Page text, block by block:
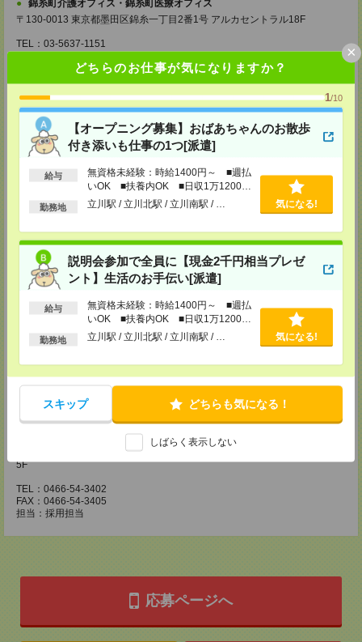
どちらのお仕事が気になりますか？
1/10
【オープニング募集】おばあちゃんのお散歩
付き添いも仕事の1つ[派遣]
給与
無資格未経験：時給1400円～ ■週払
いOK ■扶養内OK ■日収1万1200円
以上
勤務地 立川駅 / 立川北駅 / 立川南駅 / … 気になる!
説明会参加で全員に【現金2千円相当プレゼ
ント】生活のお手伝い[派遣]
給与
無資格未経験：時給1400円～ ■週払
いOK ■扶養内OK ■日収1万1200円
以上
勤務地 立川駅 / 立川北駅 / 立川南駅 / … 気になる!
スキップ どちらも気になる！
しばらく表示しない
×
錦糸町介護オフィス・錦糸町医療オフィス
〒130-0013 東京都墨田区錦糸一丁目2番1号 アルカセントラル18F
TEL：03-5637-1151
担当：採用担当
西東京医療オフィス
〒180-0004 東京都武蔵野市吉祥寺本町1丁目14番5号 吉祥寺本町ビル5F
TEL：0422-23-0901
FAX：0422-23-0905
担当：採用担当
町田介護オフィス
〒194-0022 東京都町田市森野1丁目36番14号 ビオレ町田ビル3F
FAX：042-728-3025
担当：採用担当
川崎医療オフィス・横浜医療オフィス
〒210-0007 神奈川県川崎市川崎区駅前本町3-1 NMF川崎東口ビル7F
TEL：044-233-3501
FAX：044-233-4305
担当：採用担当者
横浜介護オフィス
〒221-0835 神奈川県横浜市神奈川区鶴屋町2-23-2 TSプラザビルディング
5F
TEL：045-320-1901
FAX：044-233-4305
担当：採用担当者
〒251-0023 神奈川県藤沢市鵠沼花沢町1-17 藤沢朝日生命信和実業ビル
5F
TEL：0466-54-3402
FAX：0466-54-3405
担当：採用担当
応募ページへ